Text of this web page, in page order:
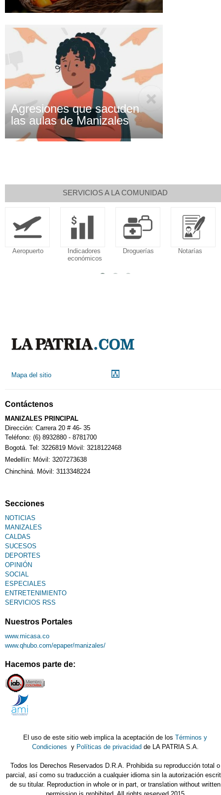
Agresiones que sacuden
las aulas de Manizales
SERVICIOS A LA COMUNIDAD
Aeropuerto
Indicadores
económicos
Droguerías Notarías
Mapa del sitio
Contáctenos
MANIZALES PRINCIPAL
Dirección: Carrera 20 # 46- 35
Teléfono: (6) 8932880 - 8781700
Bogotá. Tel: 3226819 Móvil: 3218122468
Medellín: Móvil: 3207273638
Chinchiná. Móvil: 3113348224
Secciones
NOTICIAS
MANIZALES
CALDAS
SUCESOS
DEPORTES
OPINIÓN
SOCIAL
ESPECIALES
ENTRETENIMIENTO
SERVICIOS RSS
Nuestros Portales
www.micasa.co
www.qhubo.com/epaper/manizales/
Hacemos parte de:
El uso de este sitio web implica la aceptación de losTérminos y
Condiciones y Políticas de privacidad de LA PATRIA S.A.
Todos los Derechos Reservados D.R.A. Prohibida su reproducción total o
parcial, así como su traducción a cualquier idioma sin la autorización
de su titular. Reproduction in whole or in part, or translation without written